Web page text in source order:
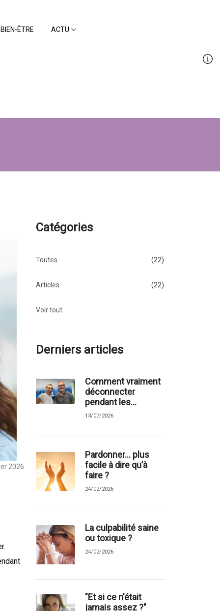
ÊTRE ACTU
2026
Catégories
Toutes (22)
Articles (22)
Voir tout
Derniers articles
Comment vraiment
déconnecter
pendant les...
13/07/2026
Pardonner... plus
facile à dire qu’à
faire ?
24/02/2026
La culpabilité saine
ou toxique ?
24/02/2026
"Et si ce n'était
jamais assez ?"